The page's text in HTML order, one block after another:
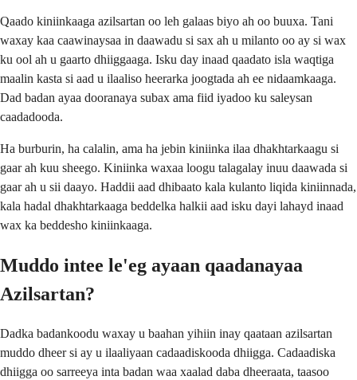
Qaado kiniinkaaga azilsartan oo leh galaas biyo ah oo buuxa. Tani
waxay kaa caawinaysaa in daawadu si sax ah u milanto oo ay si wax
ku ool ah u gaarto dhiiggaaga. Isku day inaad qaadato isla waqtiga
maalin kasta si aad u ilaaliso heerarka joogtada ah ee nidaamkaaga.
Dad badan ayaa dooranaya subax ama fiid iyadoo ku saleysan
caadadooda.
Ha burburin, ha calalin, ama ha jebin kiniinka ilaa dhakhtarkaagu si
gaar ah kuu sheego. Kiniinka waxaa loogu talagalay inuu daawada si
gaar ah u sii daayo. Haddii aad dhibaato kala kulanto liqida kiniinnada,
kala hadal dhakhtarkaaga beddelka halkii aad isku dayi lahayd inaad
wax ka beddesho kiniinkaaga.
Muddo intee le'eg ayaan qaadanayaa
Azilsartan?
Dadka badankoodu waxay u baahan yihiin inay qaataan azilsartan
muddo dheer si ay u ilaaliyaan cadaadiskooda dhiigga. Cadaadiska
dhiigga oo sarreeya inta badan waa xaalad daba dheeraata, taasoo